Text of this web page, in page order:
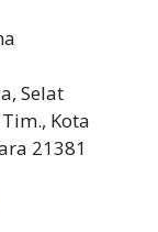
Selat
Kota
21381